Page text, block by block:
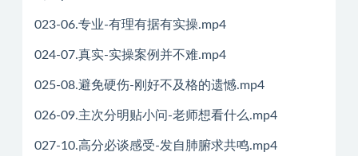
023-06.专业-有理有据有实操.mp4
024-07.真实-实操案例并不难.mp4
025-08.避免硬伤-刚好不及格的遗憾.mp4
026-09.主次分明贴小问-老师想看什么.mp4
027-10.高分必谈感受-发自肺腑求共鸣.mp4